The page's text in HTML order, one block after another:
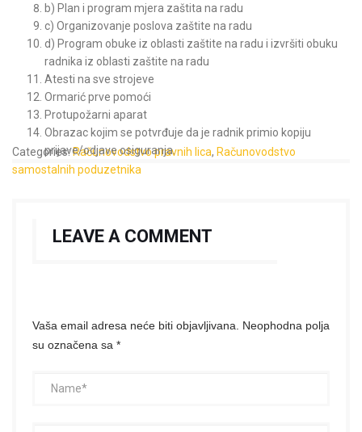
b) Plan i program mjera zaštita na radu
c) Organizovanje poslova zaštite na radu
d) Program obuke iz oblasti zaštite na radu i izvršiti obuku
radnika iz oblasti zaštite na radu
Atesti na sve strojeve
Ormarić prve pomoći
Protupožarni aparat
Obrazac kojim se potvrđuje da je radnik primio kopiju
prijave/odjave osiguranja.
Categories:Računovodstvo pravnih lica, Računovodstvo
samostalnih poduzetnika
LEAVE A COMMENT
Vaša email adresa neće biti objavljivana.
Neophodna polja
su označena sa *